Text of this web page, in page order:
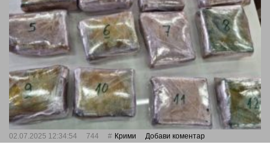
02.07.2025 12:34:54 744 Крими Добави коментар